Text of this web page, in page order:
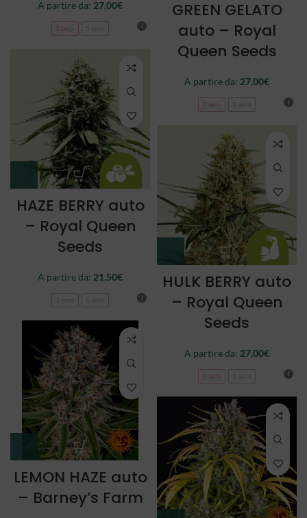
A partire da: 27,00€
3 semi
GREEN GELATO
auto – Royal
Queen Seeds
A partire da: 27,00€
3 semi
HAZE BERRY auto
– Royal Queen
Seeds
A partire da: 21,50€
HULK BERRY auto
– Royal Queen
Seeds
A partire da: 27,00€
3 semi
LEMON HAZE auto
– Barney’s Farm